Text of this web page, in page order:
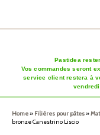
Pastidea
Vos commandes seront
service client restera à
Home» Filières pour pâtes»
bronze Canestrino Liscio